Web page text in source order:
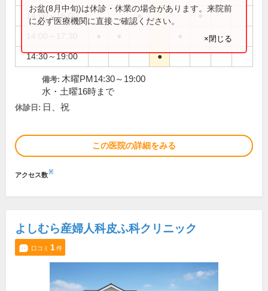
14:00～16:00 ● ●
14:30～19:00 ●
お盆(8月中旬)は休診・休業の場合があります。来院前
に必ず医療機関に直接ご確認ください。
×閉じる
備考: 木曜PM14:30～19:00
水・土曜16時まで
休診日: 日、祝
この医院の詳細をみる
アクセス数※
よしむら産婦人科皮ふ科クリニック
口コミ 1件